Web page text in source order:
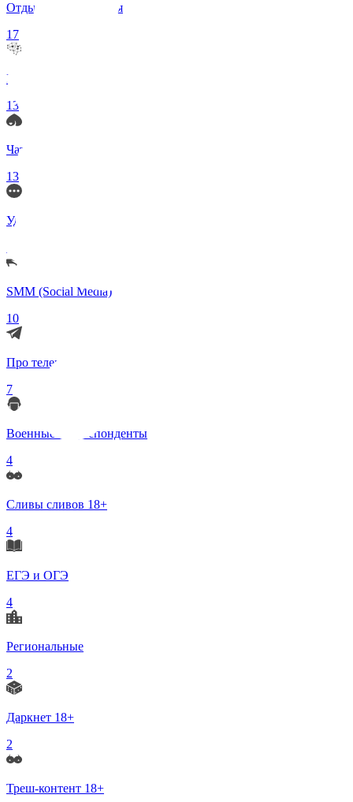
Отдых и Развлечения
17
Нейросети и ИИ
13
Чаты по интересам
13
Удаленка (Работа)
SMM (Social Media)
10
Про телеграмм
7
Военные корреспонденты
4
Сливы сливов 18+
4
ЕГЭ и ОГЭ
4
Региональные
2
Даркнет 18+
2
Треш-контент 18+